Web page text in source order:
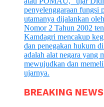
BREAKING NEWS